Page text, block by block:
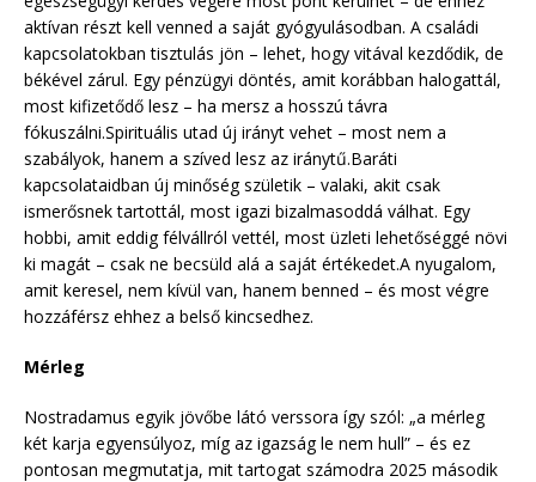
aktívan részt kell venned a saját gyógyulásodban. A családi
kapcsolatokban tisztulás jön – lehet, hogy vitával kezdődik, de
békével zárul. Egy pénzügyi döntés, amit korábban halogattál,
most kifizetődő lesz – ha mersz a hosszú távra
fókuszálni.Spirituális utad új irányt vehet – most nem a
szabályok, hanem a szíved lesz az iránytű.Baráti
kapcsolataidban új minőség születik – valaki, akit csak
ismerősnek tartottál, most igazi bizalmasoddá válhat. Egy
hobbi, amit eddig félvállról vettél, most üzleti lehetőséggé növi
ki magát – csak ne becsüld alá a saját értékedet.A nyugalom,
amit keresel, nem kívül van, hanem benned – és most végre
hozzáférsz ehhez a belső kincsedhez.
Mérleg
Nostradamus egyik jövőbe látó verssora így szól: „a mérleg
két karja egyensúlyoz, míg az igazság le nem hull” – és ez
pontosan megmutatja, mit tartogat számodra 2025 második